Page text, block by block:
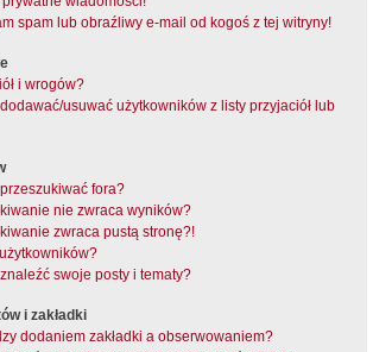
spam lub obraźliwy e-mail od kogoś z tej witryny!
i wrogów?
usuwać użytkowników z listy przyjaciół lub
fora?
nie zwraca wyników?
zwraca pustą stronę?!
swoje posty i tematy?
i zakładki
dodaniem zakładki a obserwowaniem?